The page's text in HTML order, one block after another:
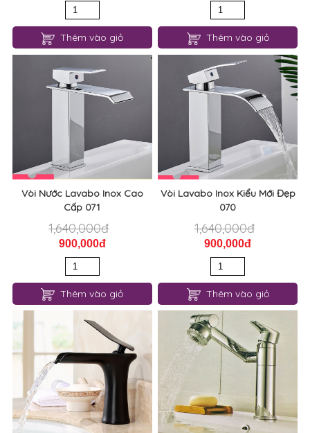
Thêm vào giỏ Thêm vào giỏ
Vòi Nước Lavabo Inox Cao
Cấp 071
1,640,000đ
900,000đ
Thêm vào giỏ
Vòi Lavabo Inox Kiểu Mới Đẹp
070
1,640,000đ
900,000đ
Thêm vào giỏ